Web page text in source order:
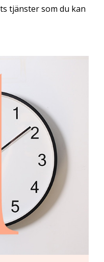
tjänster som du kan